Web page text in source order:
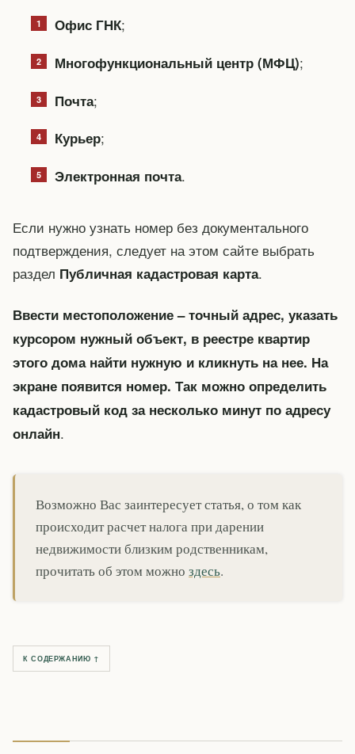
Офис ГНК;
Многофункциональный центр (МФЦ);
Почта;
Курьер;
Электронная почта.
Если нужно узнать номер без документального
подтверждения, следует на этом сайте выбрать
раздел Публичная кадастровая карта.
Ввести местоположение – точный адрес, указать
курсором нужный объект, в реестре квартир
этого дома найти нужную и кликнуть на нее. На
экране появится номер. Так можно определить
кадастровый код за несколько минут по адресу
онлайн.
Возможно Вас заинтересует статья, о том как
происходит расчет налога при дарении
недвижимости близким родственникам,
прочитать об этом можно здесь.
К СОДЕРЖАНИЮ ↑